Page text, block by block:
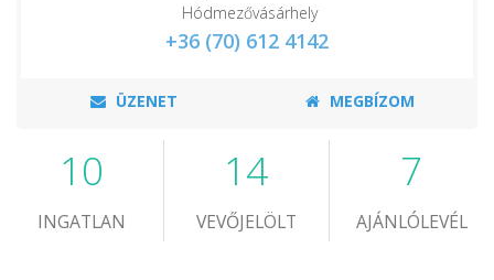
Hódmezővásárhely
+36 (70) 612 4142
ÜZENET MEGBÍZOM
10
INGATLAN
14
VEVŐJELÖLT
7
AJÁNLÓLEVÉL